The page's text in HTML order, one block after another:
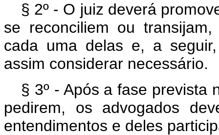
§ 2º - O juiz deverá
se reconciliem ou
cada uma delas e, a
assim considerar necessário.
§ 3º - Após a fase prevista
pedirem, os advogados
entendimentos e deles